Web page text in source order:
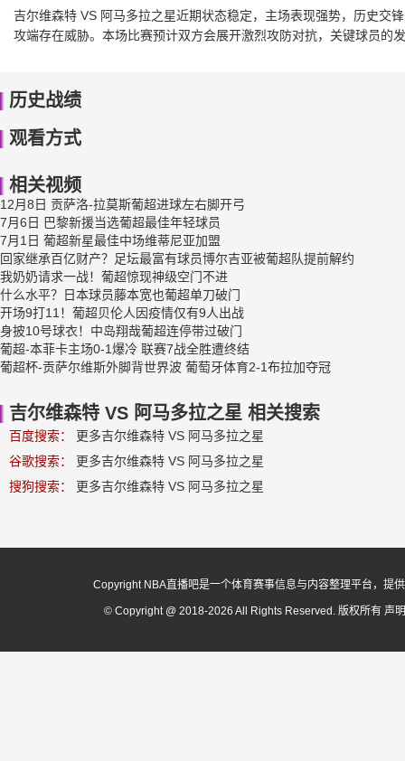
吉尔维森特 VS 阿马多拉之星近期状态稳定，主场表现强势，历史交
攻端存在威胁。本场比赛预计双方会展开激烈攻防对抗，关键球员的
历史战绩
观看方式
相关视频
12月8日 贡萨洛-拉莫斯葡超进球左右脚开弓
7月6日 巴黎新援当选葡超最佳年轻球员
7月1日 葡超新星最佳中场维蒂尼亚加盟
回家继承百亿财产？足坛最富有球员博尔吉亚被葡超队提前解约
我奶奶请求一战！葡超惊现神级空门不进
什么水平？日本球员藤本宽也葡超单刀破门
开场9打11！葡超贝伦人因疫情仅有9人出战
身披10号球衣！中岛翔哉葡超连停带过破门
葡超-本菲卡主场0-1爆冷 联赛7战全胜遭终结
葡超杯-贡萨尔维斯外脚背世界波 葡萄牙体育2-1布拉加夺冠
吉尔维森特 VS 阿马多拉之星 相关搜索
百度搜索：
更多吉尔维森特 VS 阿马多拉之星
谷歌搜索：
更多吉尔维森特 VS 阿马多拉之星
搜狗搜索：
更多吉尔维森特 VS 阿马多拉之星
Copyright NBA直播吧是一个体育赛事信息与内容整理平台，提
© Copyright @ 2018-2026 All Rights Reserved. 版权所有 声